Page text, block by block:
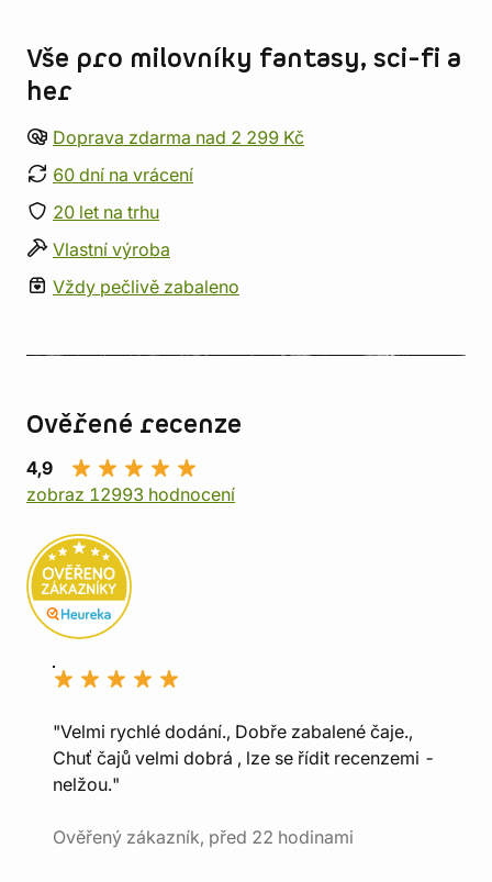
Vše pro milovníky fantasy, sci-fi a
her
Doprava zdarma nad 2 299 Kč
60 dní na vrácení
20 let na trhu
Vlastní výroba
Vždy pečlivě zabaleno
Ověřené recenze
4,9
zobraz 12993 hodnocení
"Velmi rychlé dodání., Dobře zabalené čaje.,
Chuť čajů velmi dobrá , lze se řídit recenzemi -
nelžou."
Ověřený zákazník, před 22 hodinami